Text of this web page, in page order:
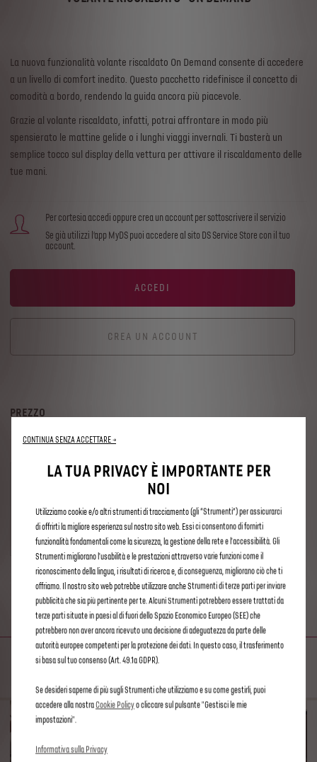
La nuova funzionalità volante riscaldato On Demand consente di accedere
a un livello di comfort inedito. Questo pacchetto ridefinisce il concetto di
comodità a bordo, rendendo la guida ancora più piacevole.
Grazie al volante riscaldato, infatti, potrai affrontare in modo più
spensierato le mattine gelide o i lunghi viaggi invernali. Ti basterà un
semplice tocco sul display della vettura per attivare il riscaldamento delle
tue mani.
Per cortesia accedi oppure crea un account per sottoscrivere il servizio
Se già utilizzi l’app MyDS puoi accedere al sito DS Service Store con il tuo
account.
ACCEDI
CREA UN ACCOUNT
PREZZO
250,00oggi
equivalente a
/mese
VOLANTE RISCALDATO
ANCORA PIÙ COMFORT
CONTINUA SENZA ACCETTARE →
LA TUA PRIVACY È IMPORTANTE PER
NOI
Utilizziamo cookie e/o altri strumenti di tracciamento (gli “Strumenti”) per assicurarci
di offrirti la migliore esperienza sul nostro sito web. Essi ci consentono di fornirti
funzionalità fondamentali come la sicurezza, la gestione della rete e l'accessibilità. Gli
Strumenti migliorano l'usabilità e le prestazioni attraverso varie funzioni come il
riconoscimento della lingua, i risultati di ricerca e, di conseguenza, migliorano ciò che ti
offriamo. Il nostro sito web potrebbe utilizzare anche Strumenti di terze parti per inviare
pubblicità che sia più pertinente per te. Alcuni Strumenti potrebbero essere trattati da
terze parti situate in paesi al di fuori dello Spazio Economico Europeo (SEE) che
potrebbero non aver ancora ricevuto una decisione di adeguatezza da parte delle
autorità europee competenti per la protezione dei dati. In questo caso, il trasferimento
si basa sul tuo consenso (Art. 49.1a GDPR).
Se desideri saperne di più sugli Strumenti che utilizziamo e su come gestirli, puoi
accedere alla nostraCookie Policyo cliccare sul pulsante "Gestisci le mie
impostazioni".
Informativa sulla Privacy